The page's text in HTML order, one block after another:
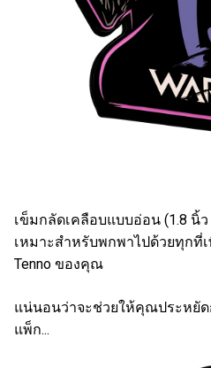
เข็มกลัดเคลือบแบบอ่อน (1.8 นิ้
เหมาะสำหรับพกพาไปด้วยทุกที่
Tenno ของคุณ
แน่นอนว่าจะช่วยให้คุณประหยั
แพ็ก...